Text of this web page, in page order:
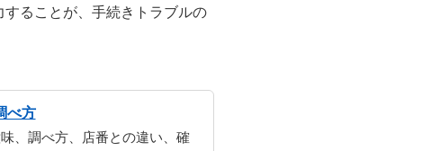
ることが、手続きトラブルの
べ方
、調べ方、店番との違い、確